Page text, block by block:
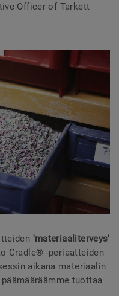
Officer of Tarkett
'materiaaliterveys'
Cradle® -periaatteiden
aikana materiaalin
tuottaa